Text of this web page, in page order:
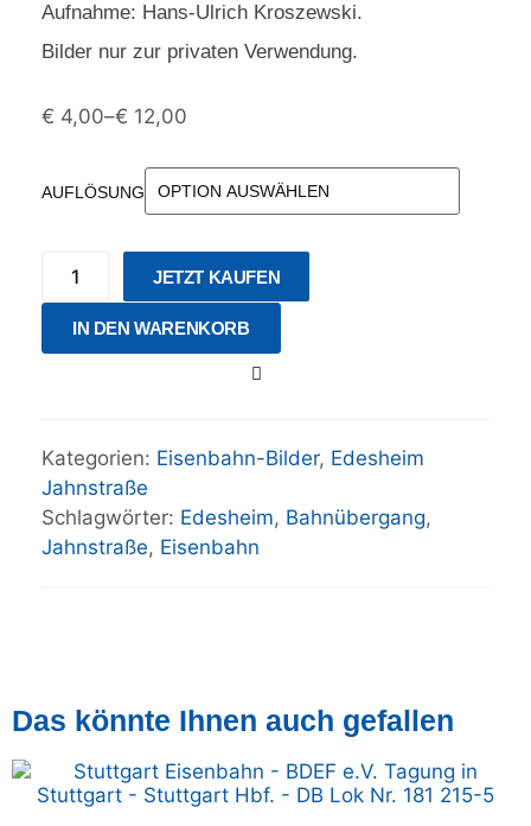
Aufnahme: Hans-Ulrich Kroszewski.
Bilder nur zur privaten Verwendung.
€ 4,00–€ 12,00
AUFLÖSUNG
JETZT KAUFEN
IN DEN WARENKORB
Kategorien: Eisenbahn-Bilder, Edesheim
Jahnstraße
Schlagwörter: Edesheim, Bahnübergang,
Jahnstraße, Eisenbahn
Das könnte Ihnen auch gefallen